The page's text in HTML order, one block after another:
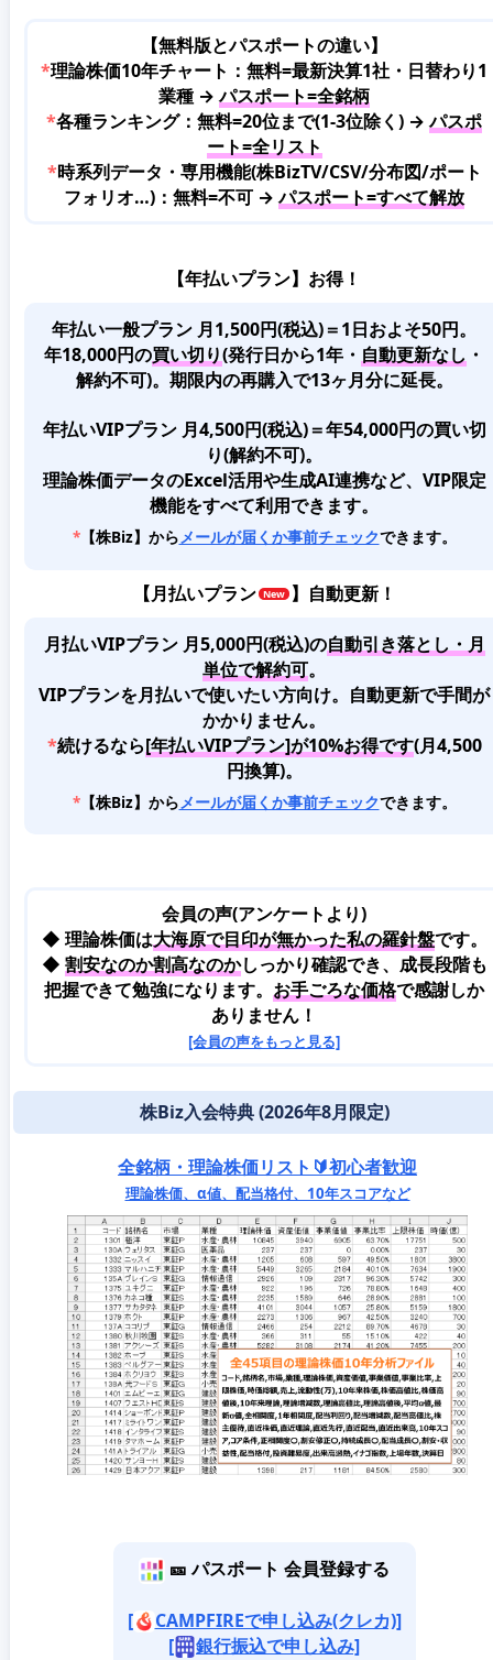
【無料版とパスポートの違い】
*理論株価10年チャート：無料=最新決算1社・日替わり1
業種 →パスポート=全銘柄
*各種ランキング：無料=20位まで(1-3位除く) →パスポ
ート=全リスト
*時系列データ・専用機能(株BizTV/CSV/分布図/ポート
フォリオ…)：無料=不可 →パスポート=すべて解放
【年払いプラン】お得！
年払い一般プラン 月1,500円(税込)＝1日およそ50円。
年18,000円の買い切り(発行日から1年・ 自動更新なし ・
解約不可)。期限内の再購入で13ヶ月分に延長。
年払いVIPプラン 月4,500円(税込)＝年54,000円の買い切
り(解約不可)。
理論株価データのExcel活用や生成AI連携など、VIP限定
機能をすべて利用できます。
*【株Biz】からメールが届くか事前チェックできます。
【月払いプラン 】自動更新！
月払いVIPプラン 月5,000円(税込)の自動引き落とし・月
単位で解約可。
VIPプランを月払いで使いたい方向け。自動更新で手間が
かかりません。
*続けるなら[年払いVIPプラン]が10%お得です(月4,500
円換算)。
*【株Biz】から メールが届くか事前チェックできます。
会員の声(アンケートより)
◆ 理論株価は大海原で目印が無かった私の羅針盤です。
◆ 割安なのか割高なのかしっかり確認でき、成長段階も
把握できて勉強になります。 お手ごろな価格で感謝しか
ありません！
[会員の声をもっと見る]
株Biz入会特典 (2026年8月限定)
全銘柄・理論株価リスト🔰初心者歓迎
理論株価、α値、配当格付、10年スコアなど
🎫 パスポート 会員登録する
[
CAMPFIREで申し込み(クレカ)]
[
銀行振込で申し込み]